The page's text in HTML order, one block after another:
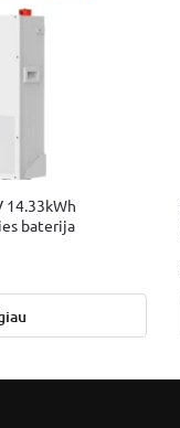
14.33kWh
baterija